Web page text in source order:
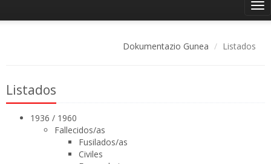
Dokumentazio Gunea Listados
Listados
1936 / 1960
Fallecidos/as
Fusilados/as
Civiles